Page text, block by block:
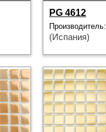
PG 4612
Производитель:
(Испания)